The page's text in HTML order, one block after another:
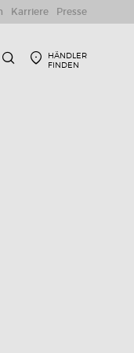
HÄNDLER
FINDEN
Karriere Presse